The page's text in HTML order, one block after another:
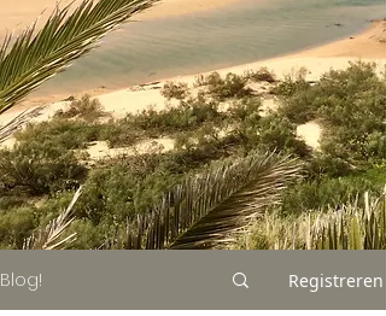
Blog! Registreren